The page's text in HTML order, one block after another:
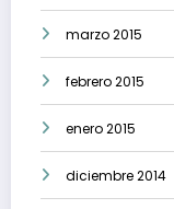
marzo 2015
febrero 2015
enero 2015
diciembre 2014